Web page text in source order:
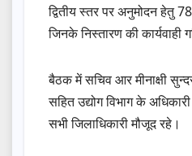
द्वितीय स्तर पर अनुमोदन हेतु
जिनके निस्तारण की कार्यवाही
बैठक में सचिव आर मीनाक्षी
सहित उद्योग विभाग के
सभी जिलाधिकारी मौजूद रहे।